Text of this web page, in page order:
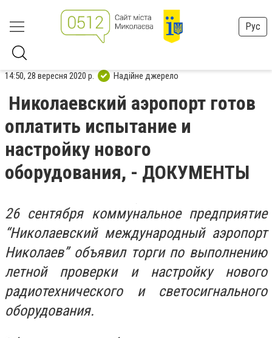
Рус
14:50, 28 вересня 2020 р. Надійне джерело
Николаевский аэропорт готов
оплатить испытание и
настройку нового
оборудования, - ДОКУМЕНТЫ
26 сентября коммунальное предприятие
“Николаевский международный аэропорт
Николаев” объявил торги по выполнению
летной проверки и настройку нового
радиотехнического и светосигнального
оборудования.